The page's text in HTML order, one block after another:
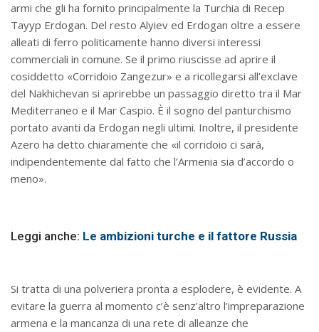
armi che gli ha fornito principalmente la Turchia di Recep
Tayyp Erdogan. Del resto Alyiev ed Erdogan oltre a essere
alleati di ferro politicamente hanno diversi interessi
commerciali in comune. Se il primo riuscisse ad aprire il
cosiddetto «Corridoio Zangezur» e a ricollegarsi all’exclave
del Nakhichevan si aprirebbe un passaggio diretto tra il Mar
Mediterraneo e il Mar Caspio. È il sogno del panturchismo
portato avanti da Erdogan negli ultimi. Inoltre, il presidente
Azero ha detto chiaramente che «il corridoio ci sarà,
indipendentemente dal fatto che l’Armenia sia d’accordo o
meno».
Leggi anche: Le ambizioni turche e il fattore Russia
Si tratta di una polveriera pronta a esplodere, è evidente. A
evitare la guerra al momento c’è senz’altro l’impreparazione
armena e la mancanza di una rete di alleanze che